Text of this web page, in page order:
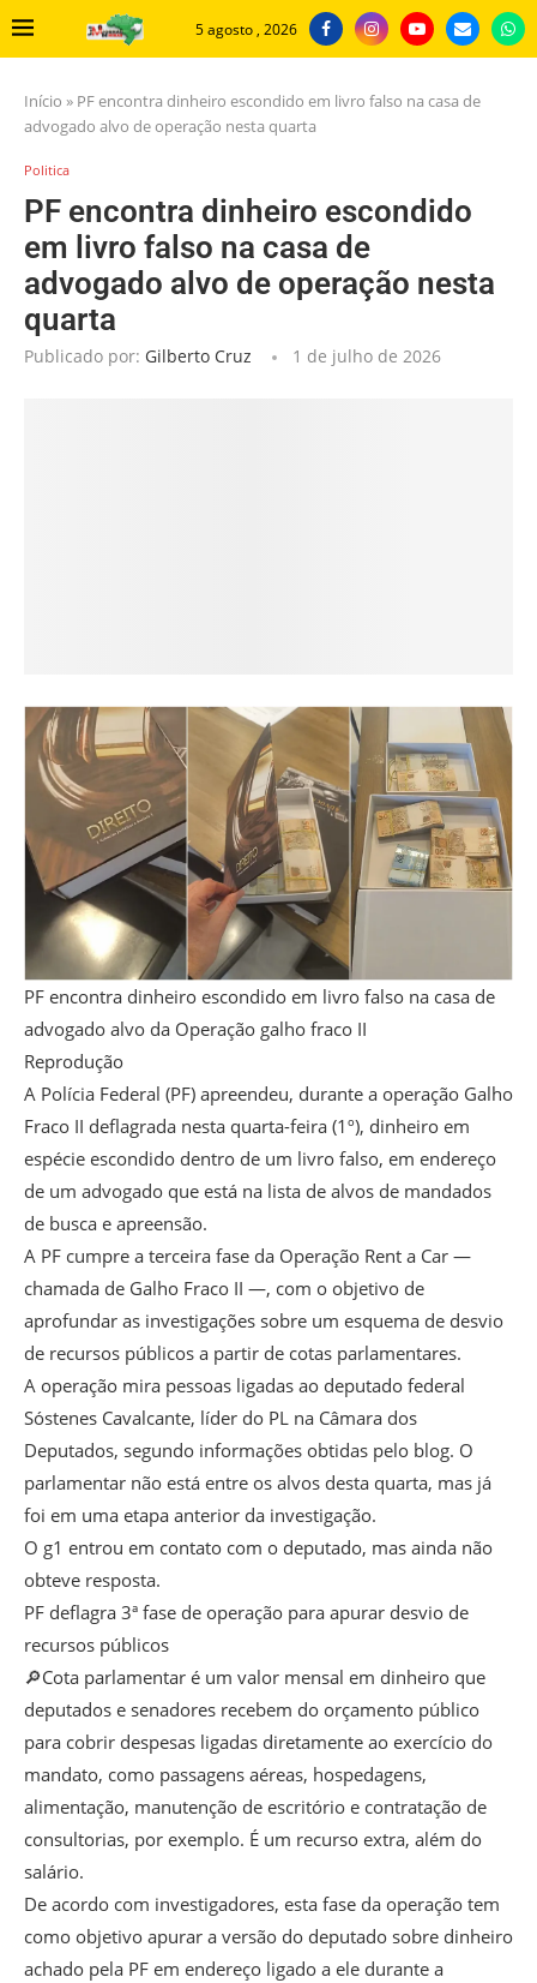
5 agosto , 2026
Início » PF encontra dinheiro escondido em livro falso na casa de
advogado alvo de operação nesta quarta
Politica
PF encontra dinheiro escondido
em livro falso na casa de
advogado alvo de operação nesta
quarta
Publicado por: Gilberto Cruz 1 de julho de 2026
PF encontra dinheiro escondido em livro falso na casa de
advogado alvo da Operação galho fraco II
Reprodução
A Polícia Federal (PF) apreendeu, durante a operação Galho
Fraco II deflagrada nesta quarta-feira (1º), dinheiro em
espécie escondido dentro de um livro falso, em endereço
de um advogado que está na lista de alvos de mandados
de busca e apreensão.
A PF cumpre a terceira fase da Operação Rent a Car —
chamada de Galho Fraco II —, com o objetivo de
aprofundar as investigações sobre um esquema de desvio
de recursos públicos a partir de cotas parlamentares.
A operação mira pessoas ligadas ao deputado federal
Sóstenes Cavalcante, líder do PL na Câmara dos
Deputados, segundo informações obtidas pelo blog. O
parlamentar não está entre os alvos desta quarta, mas já
foi em uma etapa anterior da investigação.
O g1 entrou em contato com o deputado, mas ainda não
obteve resposta.
PF deflagra 3ª fase de operação para apurar desvio de
recursos públicos
🔎Cota parlamentar é um valor mensal em dinheiro que
deputados e senadores recebem do orçamento público
para cobrir despesas ligadas diretamente ao exercício do
mandato, como passagens aéreas, hospedagens,
alimentação, manutenção de escritório e contratação de
consultorias, por exemplo. É um recurso extra, além do
salário.
De acordo com investigadores, esta fase da operação tem
como objetivo apurar a versão do deputado sobre dinheiro
achado pela PF em endereço ligado a ele durante a